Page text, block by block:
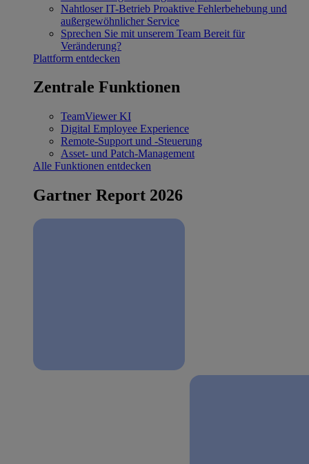
Nahtloser IT-Betrieb Proaktive Fehlerbehebung und
außergewöhnlicher Service
Sprechen Sie mit unserem Team Bereit für
Veränderung?
Plattform entdecken
Zentrale Funktionen
TeamViewer KI
Digital Employee Experience
Remote-Support und -Steuerung
Asset- und Patch-Management
Alle Funktionen entdecken
Gartner Report 2026